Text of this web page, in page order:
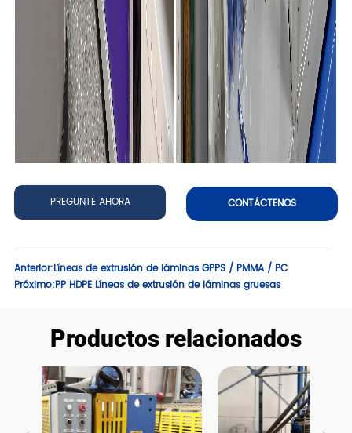
PREGUNTE AHORA CONTÁCTENOS
Anterior:Líneas de extrusión de láminas GPPS / PMMA / PC
Próximo:PP HDPE Líneas de extrusión de láminas gruesas
Productos relacionados